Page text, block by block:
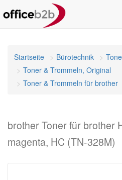
Startseite Bürotechnik
Toner & Trommeln, Original
Toner & Trommeln für brother
brother Toner für brother
magenta, HC (TN-328M)